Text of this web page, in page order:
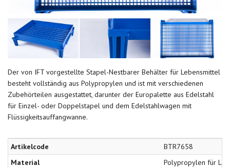
Der von IFT vorgestellte Stapel-Nestbarer Behälter für Lebensmittel
besteht vollständig aus Polypropylen und ist mit verschiedenen
Zubehörteilen ausgestattet, darunter der Europalette aus Edelstahl
für Einzel- oder Doppelstapel und dem Edelstahlwagen mit
Flüssigkeitsauffangwanne.
Artikelcode
BTR7658
Material
Polypropylen für